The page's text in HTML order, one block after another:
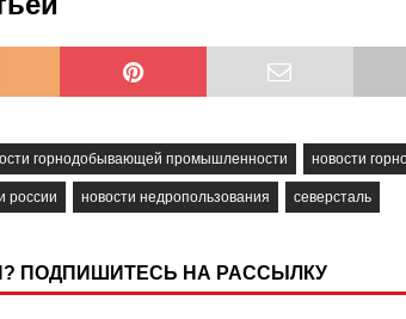
горнодобывающей промышленности новости
россии новости недропользования северсталь
ПОДПИШИТЕСЬ НА РАССЫЛКУ